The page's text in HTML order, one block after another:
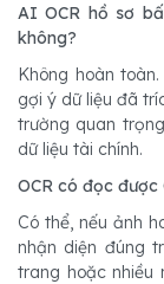
AI OCR hồ sơ
không?
Không hoàn
gợi ý dữ liệu đã
trường quan
dữ liệu tài chính.
OCR có đọc được
Có thể, nếu ảnh
nhận diện đúng
trang hoặc nhiều